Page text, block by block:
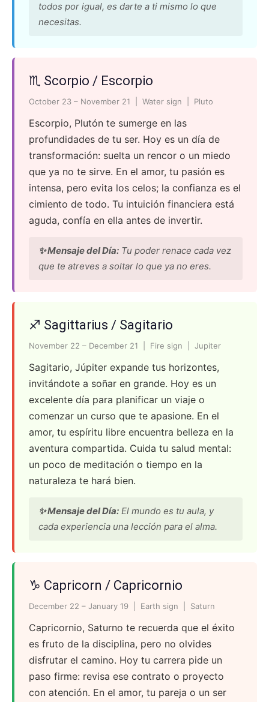
todos por igual, es darte a ti mismo lo que
necesitas.
♏ Scorpio / Escorpio
October 23 – November 21 | Water sign | Pluto
Escorpio, Plutón te sumerge en las
profundidades de tu ser. Hoy es un día de
transformación: suelta un rencor o un miedo
que ya no te sirve. En el amor, tu pasión es
intensa, pero evita los celos; la confianza es el
cimiento de todo. Tu intuición financiera está
aguda, confía en ella antes de invertir.
✨ Mensaje del Día: Tu poder renace cada vez
que te atreves a soltar lo que ya no eres.
♐ Sagittarius / Sagitario
November 22 – December 21 | Fire sign | Jupiter
Sagitario, Júpiter expande tus horizontes,
invitándote a soñar en grande. Hoy es un
excelente día para planificar un viaje o
comenzar un curso que te apasione. En el
amor, tu espíritu libre encuentra belleza en la
aventura compartida. Cuida tu salud mental:
un poco de meditación o tiempo en la
naturaleza te hará bien.
✨ Mensaje del Día: El mundo es tu aula, y
cada experiencia una lección para el alma.
♑ Capricorn / Capricornio
December 22 – January 19 | Earth sign | Saturn
Capricornio, Saturno te recuerda que el éxito
es fruto de la disciplina, pero no olvides
disfrutar el camino. Hoy tu carrera pide un
paso firme: revisa ese contrato o proyecto
con atención. En el amor, tu pareja o un ser